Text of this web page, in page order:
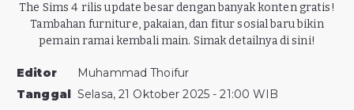
The Sims 4 rilis update besar dengan banyak konten gratis!
Tambahan furniture, pakaian, dan fitur sosial baru bikin
pemain ramai kembali main. Simak detailnya di sini!
Editor
Muhammad Thoifur
Tanggal Selasa, 21 Oktober 2025 - 21:00 WIB